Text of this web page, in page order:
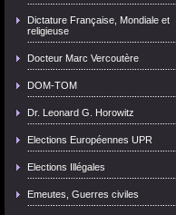
Dictature Française, Mondiale et
religieuse
Docteur Marc Vercoutère
DOM-TOM
Dr. Leonard G. Horowitz
Elections Européennes UPR
Elections Illégales
Emeutes, Guerres civiles